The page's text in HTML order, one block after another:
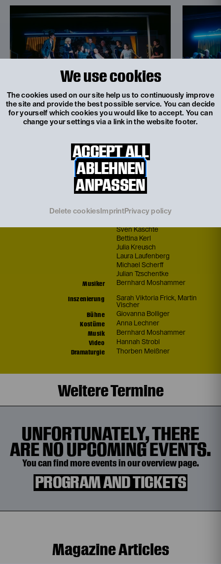
We use cookies
The cookies used on our site help us to continuously improve
the site and provide the best possible service. You can decide
for yourself which cookies you would like to accept. You can
change your settings via a link in the website footer.
ACCEPT ALL
ABLEHNEN
ANPASSEN
Delete cookies Imprint Privacy policy
© Philine Hofmann © Philine Hofmann
Contributors
Caroline Baas
Sven Kaschte
Bettina Kerl
Julia Kreusch
Laura Laufenberg
Michael Scherff
Julian Tzschentke
Musiker Bernhard Moshammer
Inszenierung Sarah Viktoria Frick, Martin
Vischer
Bühne Giovanna Bolliger
Kostüme Anna Lechner
Musik Bernhard Moshammer
Video Hannah Strobl
Dramaturgie Thorben Meißner
Weitere Termine
UNFORTUNATELY, THERE
ARE NO UPCOMING EVENTS.
You can find more events in our overview page.
PROGRAM AND TICKETS
Magazine Articles